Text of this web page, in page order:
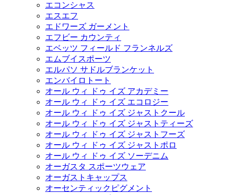
エコンシャス
エスエフ
エドワーズ ガーメント
エフビー カウンティ
エベッツ フィールド フランネルズ
エムブイスポーツ
エルパソ サドルブランケット
エンバイロトート
オール ウィ ドゥ イズ アカデミー
オール ウィ ドゥ イズ エコロジー
オール ウィ ドゥ イズ ジャストクール
オール ウィ ドゥ イズ ジャストティーズ
オール ウィ ドゥ イズ ジャストフーズ
オール ウィ ドゥ イズ ジャストポロ
オール ウィ ドゥ イズ ソーデニム
オーガスタ スポーツウェア
オーガストキャップス
オーセンティックピグメント